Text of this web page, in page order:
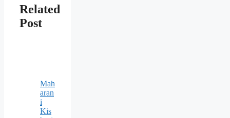
Related
Post
Mah
aran
i
Kis